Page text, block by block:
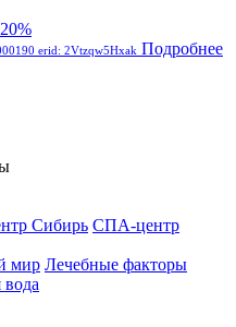
erid: 2Vtzqw5Hxak Подробнее
Сибирь СПА-центр
мир Лечебные факторы
вода